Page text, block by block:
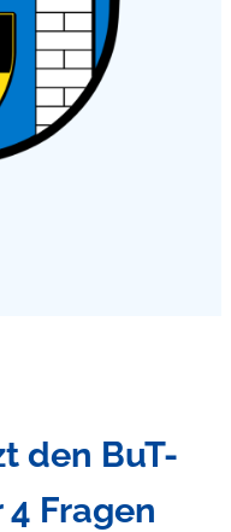
den BuT-
Fragen